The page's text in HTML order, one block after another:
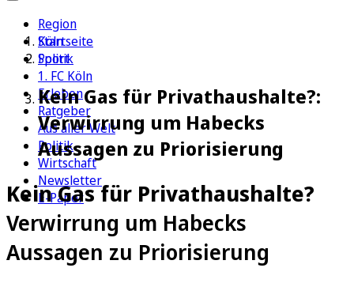
Region
Köln
Sport
1. FC Köln
Erleben
Ratgeber
Aus aller Welt
Politik
Wirtschaft
Newsletter
E-Paper
Startseite
Politik
Kein Gas für Privathaushalte?:
Verwirrung um Habecks
Aussagen zu Priorisierung
Kein Gas für Privathaushalte?
Verwirrung um Habecks
Aussagen zu Priorisierung